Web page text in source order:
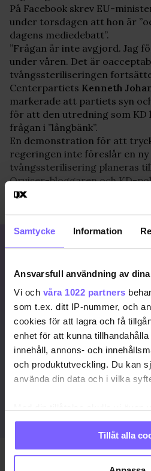
Samtycke Information
Ansvarsfull användning av
Vi och våra 1022 partners
som t.ex. ditt IP-nummer, och
cookies för att lagra och få
enhet för att kunna
innehåll, annons- och
och produktutveckling. Du kan
använda din data och i vilka
Samla in information om
som kan ha en
Identifiera din enhet
för specifika kännetecken
Tillåt alla
På Facebook skrev EU-
under torsdagen att hon är
dagens mediedebatt”.
”Frågan är inte avgjord. Jag
under våren. Det är
tvångssteriliseringen
Centerpartiets Kenneth
markerade att partiets syn
för att den utredning som KD
frågan i ”långbänk”.
En demonstration för att
regeringen inte föreslår en
tvångssterilisering planeras
Qruiser-bloggaren och KD-
Nielsen
säger att hon
Signa upp
fortsätta läsa
många andra artiklar på
du signa upp dig, det är
du får dessutom våra
JA, JAG VILL LÄSA
Redan prenumerant?